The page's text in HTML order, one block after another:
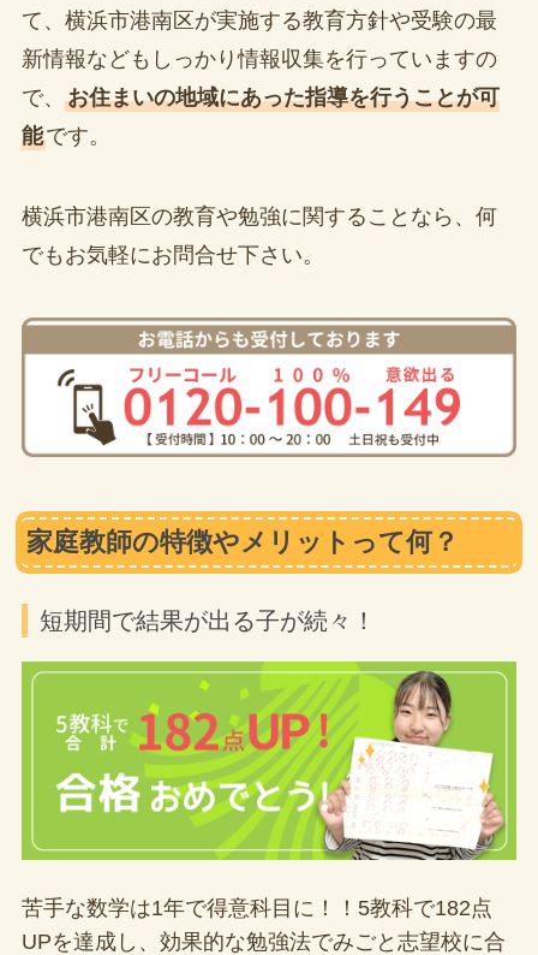
て、横浜市港南区が実施する教育方針や受験の最
新情報などもしっかり情報収集を行っていますの
で、 お住まいの地域にあった指導を行うことが可
能です。
横浜市港南区の教育や勉強に関することなら、何
でもお気軽にお問合せ下さい。
家庭教師の特徴やメリットって何？
短期間で結果が出る子が続々！
苦手な数学は1年で得意科目に！！5教科で182点
UPを達成し、効果的な勉強法でみごと志望校に合